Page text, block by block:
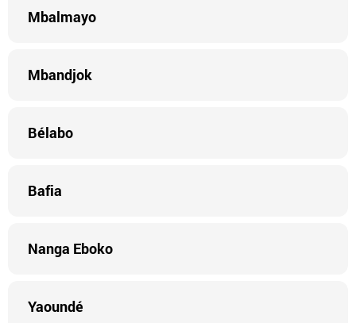
Mbalmayo
Mbandjok
Bélabo
Bafia
Nanga Eboko
Yaoundé